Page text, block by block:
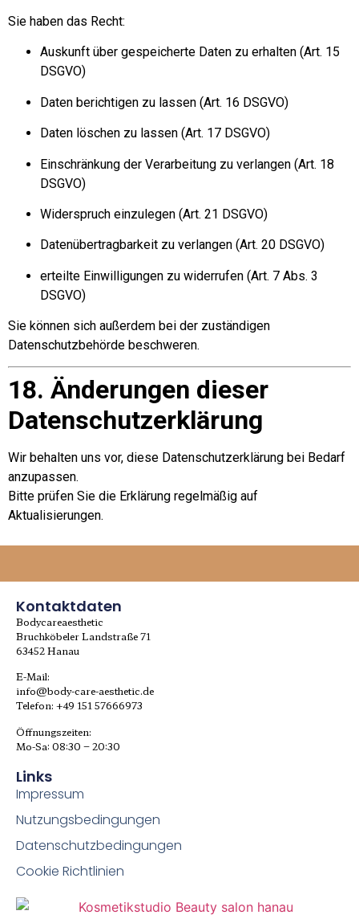
Sie haben das Recht:
Auskunft über gespeicherte Daten zu erhalten (Art. 15
DSGVO)
Daten berichtigen zu lassen (Art. 16 DSGVO)
Daten löschen zu lassen (Art. 17 DSGVO)
Einschränkung der Verarbeitung zu verlangen (Art. 18
DSGVO)
Widerspruch einzulegen (Art. 21 DSGVO)
Datenübertragbarkeit zu verlangen (Art. 20 DSGVO)
erteilte Einwilligungen zu widerrufen (Art. 7 Abs. 3
DSGVO)
Sie können sich außerdem bei der zuständigen
Datenschutzbehörde beschweren.
18. Änderungen dieser
Datenschutzerklärung
Wir behalten uns vor, diese Datenschutzerklärung bei Bedarf
anzupassen.
Bitte prüfen Sie die Erklärung regelmäßig auf
Aktualisierungen.
Kontaktdaten
Bodycareaesthetic
Bruchköbeler Landstraße 71
63452 Hanau
E-Mail:
info@body-care-aesthetic.de
Telefon: +49 151 57666973
Öffnungszeiten:
Mo-Sa: 08:30 – 20:30
Links
Impressum
Nutzungsbedingungen
Datenschutzbedingungen
Cookie Richtlinien